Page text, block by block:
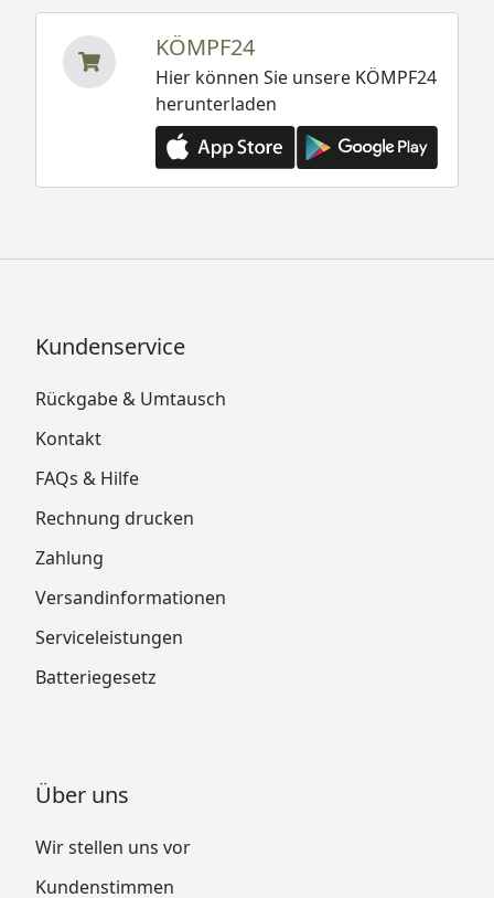
KÖMPF24
Hier können Sie unsere KÖMPF24
herunterladen
Kundenservice
Rückgabe & Umtausch
Kontakt
FAQs & Hilfe
Rechnung drucken
Zahlung
Versandinformationen
Serviceleistungen
Batteriegesetz
Über uns
Wir stellen uns vor
Kundenstimmen